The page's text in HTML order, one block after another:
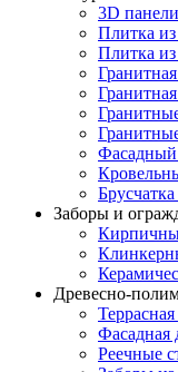
3D
Плитка из
Плитка
Фасадный
Заборы и
Древесно-
Фасадная
Реечные